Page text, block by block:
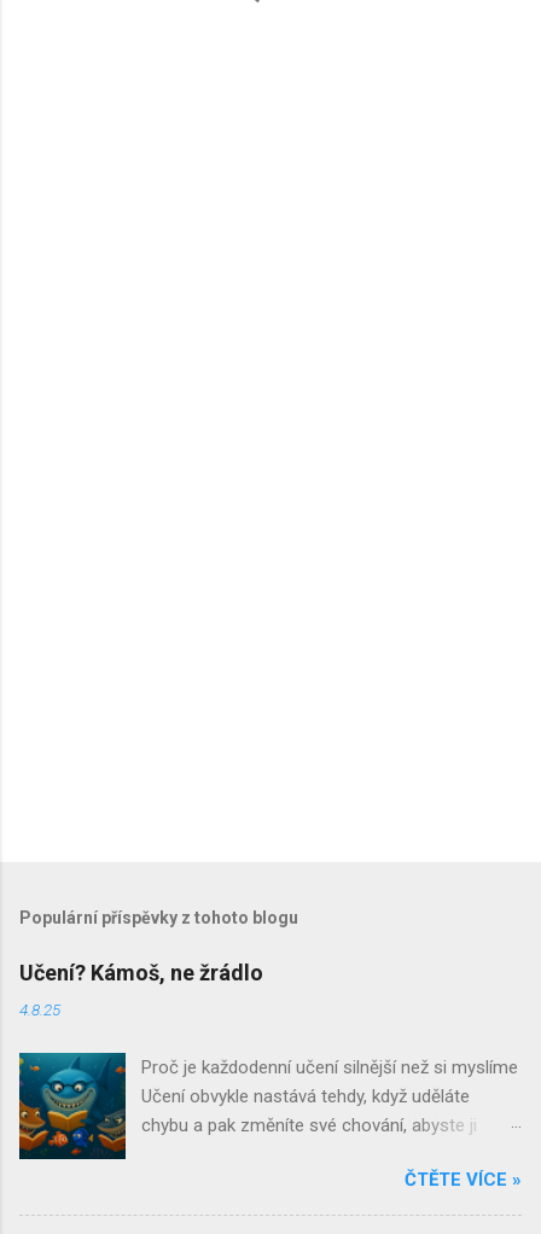
Populární příspěvky z tohoto blogu
Učení? Kámoš, ne žrádlo
4.8.25
Proč je každodenní učení silnější než si myslíme
Učení obvykle nastává tehdy, když uděláte
chybu a pak změníte své chování, abyste ji
při jejich vyslovení ostatní spojují s čímsi
strukturovaným, oficiálním a až znepokojivě
ČTĚTE VÍCE »